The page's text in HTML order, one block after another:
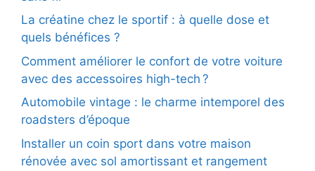
La créatine chez le sportif : à quelle dose et
quels bénéfices ?
Comment améliorer le confort de votre voiture
avec des accessoires high-tech ?
Automobile vintage : le charme intemporel des
roadsters d’époque
Installer un coin sport dans votre maison
rénovée avec sol amortissant et rangement